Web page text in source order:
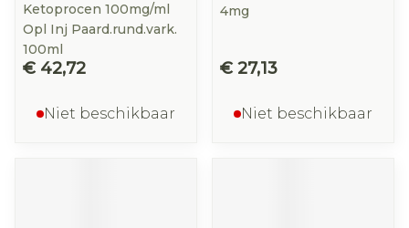
Ketoprocen 100mg/ml
Opl Inj Paard.rund.vark.
100ml
€ 42,72
Niet beschikbaar
4mg
€ 27,13
Niet beschikbaar